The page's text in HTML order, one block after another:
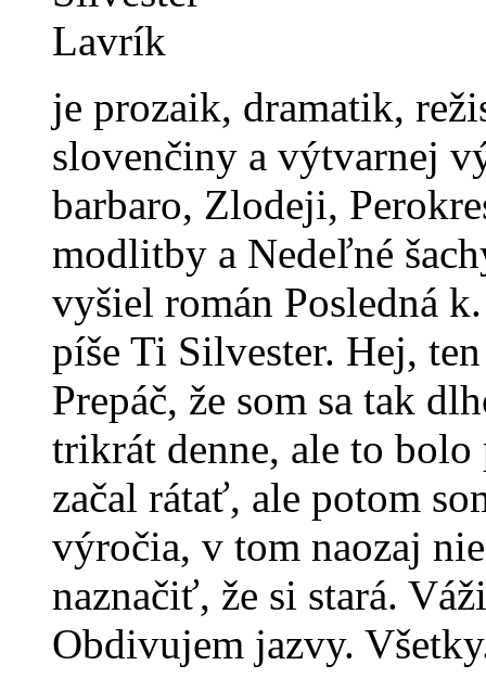
je prozaik, dramatik,
slovenčiny a výtvarnej
barbaro, Zlodeji,
modlitby a Nedeľné
vyšiel román Posledná
píše Ti Silvester. Hej,
Prepáč, že som sa tak
trikrát denne, ale to
začal rátať, ale potom
výročia, v tom naozaj
naznačiť, že si stará.
Obdivujem jazvy.